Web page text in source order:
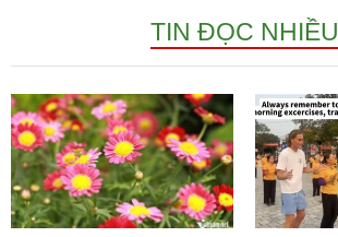
TIN ĐỌC NHIỀU